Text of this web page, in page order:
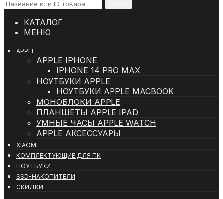
КАТАЛОГ
МЕНЮ
APPLE
APPLE IPHONE
IPHONE 14 PRO MAX
НОУТБУКИ APPLE
НОУТБУКИ APPLE MACBOOK
МОНОБЛОКИ APPLE
ПЛАНШЕТЫ APPLE IPAD
УМНЫЕ ЧАСЫ APPLE WATCH
APPLE АКСЕССУАРЫ
XIAOMI
КОМПЛЕКТУЮЩИЕ ДЛЯ ПК
НОУТБУКИ
SSD-НАКОПИТЕЛИ
СКИДКИ